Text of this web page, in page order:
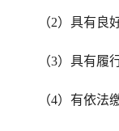
（2）具有良
（3）具有履
（4）有依法